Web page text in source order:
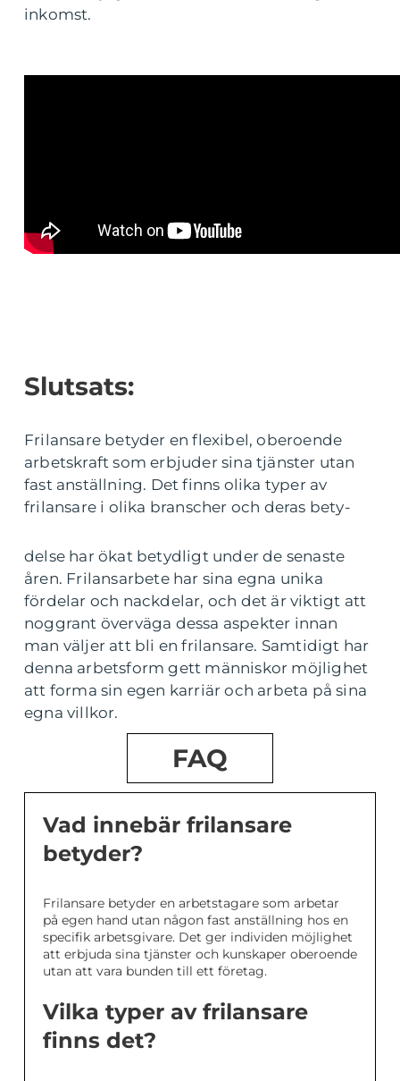
inkomst.
Slutsats:
Frilansare betyder en flexibel, oberoende
arbetskraft som erbjuder sina tjänster utan
fast anställning. Det finns olika typer av
frilansare i olika branscher och deras bety-
delse har ökat betydligt under de senaste
åren. Frilansarbete har sina egna unika
fördelar och nackdelar, och det är viktigt att
noggrant överväga dessa aspekter innan
man väljer att bli en frilansare. Samtidigt har
denna arbetsform gett människor möjlighet
att forma sin egen karriär och arbeta på sina
egna villkor.
FAQ
Vad innebär frilansare
betyder?
Frilansare betyder en arbetstagare som arbetar
på egen hand utan någon fast anställning hos en
specifik arbetsgivare. Det ger individen möjlighet
att erbjuda sina tjänster och kunskaper oberoende
utan att vara bunden till ett företag.
Vilka typer av frilansare
finns det?